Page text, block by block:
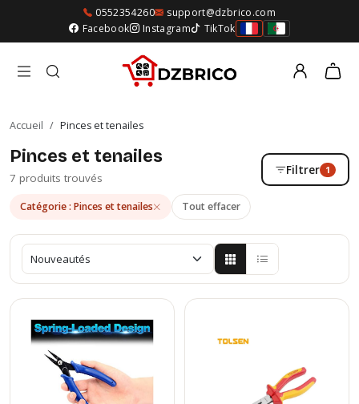
0552354260
support@dzbrico.com
Facebook
Instagram TikTok
Accueil / Pinces et tenailes
Pinces et tenailes
7 produits trouvés
Filtrer 1
Catégorie : Pinces et tenailes Tout effacer